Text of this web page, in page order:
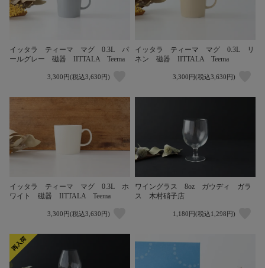
イッタラ ティーマ マグ 0.3L パ
ールグレー 磁器 IITTALA Teema
3,300円(税込3,630円)
イッタラ ティーマ マグ 0.3L リ
ネン 磁器 IITTALA Teema
3,300円(税込3,630円)
イッタラ ティーマ マグ 0.3L ホ
ワイト 磁器 IITTALA Teema
3,300円(税込3,630円)
ワイングラス 8oz ガウディ ガラ
ス 木村硝子店
1,180円(税込1,298円)